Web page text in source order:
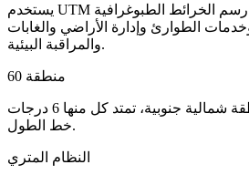
يستخدم UTM على نطاق واسع في رسم الخرائط الطبوغرافية
الطوارئ وإدارة الأراضي والغابات
والمراقبة البيئية.
60 منطقة
تنقسم الأرض إلى 60 منطقة شمالية جنوبية، تمتد كل منها 6 درجات
خط الطول.
النظام المتري